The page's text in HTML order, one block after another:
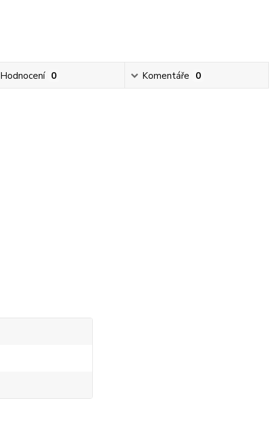
Hodnocení 0 Komentáře 0